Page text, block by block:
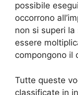
possibile
occorrono
non si superi
essere
compongono il
Tutte queste
classificate in